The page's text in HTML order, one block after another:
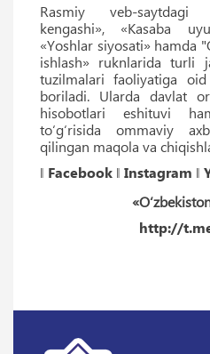
Rasmiy veb-saytdagi
kengashi», «Kasaba
«Yoshlar siyosati» hamda
ishlash» ruknlarida turli
tuzilmalari faoliyatiga
boriladi. Ularda davlat
hisobotlari eshituvi
to‘g‘risida ommaviy
qilingan maqola va
‖ Facebook ‖ Instagram ‖
http://